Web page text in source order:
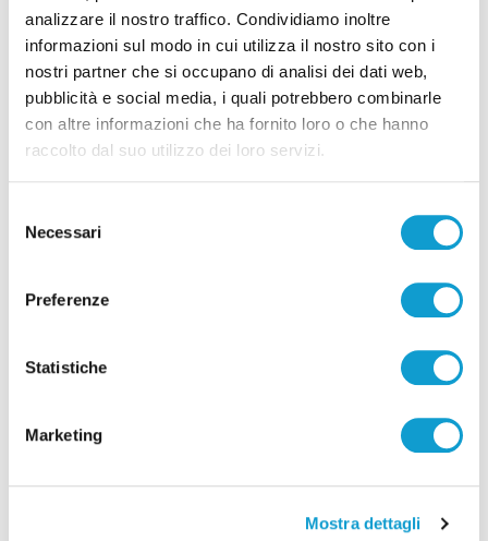
analizzare il nostro traffico. Condividiamo inoltre
informazioni sul modo in cui utilizza il nostro sito con i
nostri partner che si occupano di analisi dei dati web,
pubblicità e social media, i quali potrebbero combinarle
con altre informazioni che ha fornito loro o che hanno
raccolto dal suo utilizzo dei loro servizi.
delNecessari
Preferenze
Statistiche
Marketing
Mostra dettagli